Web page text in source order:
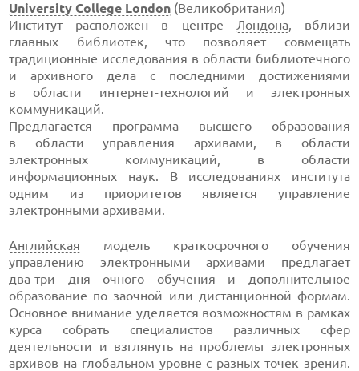
University College London (Великобритания)
Институт расположен в центре Лондона, вблизи
главных библиотек, что позволяет совмещать
традиционные исследования в области библиотечного
и архивного дела с последними достижениями
в области интернет-технологий и электронных
коммуникаций.
Предлагается программа высшего образования
в области управления архивами, в области
электронных коммуникаций, в области
информационных наук. В исследованиях института
одним из приоритетов является управление
электронными архивами.
Английская модель краткосрочного обучения
управлению электронными архивами предлагает
два-три дня очного обучения и дополнительное
образование по заочной или дистанционной формам.
Основное внимание уделяется возможностям в рамках
курса собрать специалистов различных сфер
деятельности и взглянуть на проблемы электронных
архивов на глобальном уровне с разных точек зрения.